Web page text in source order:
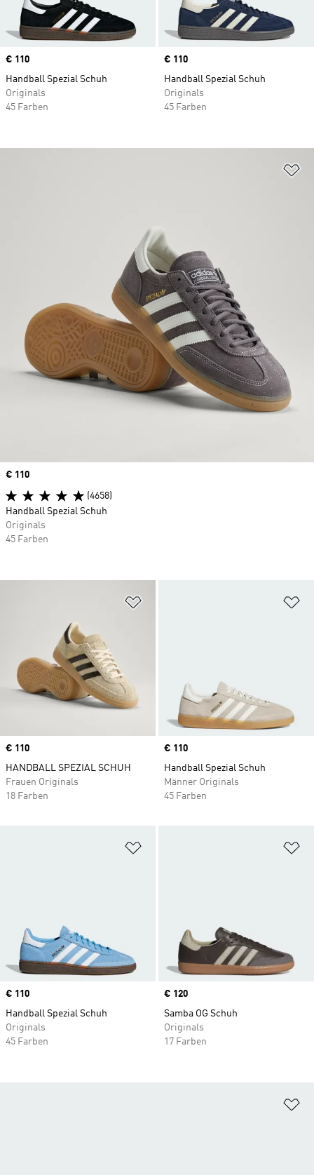
Price
€ 110
Handball Spezial Schuh
Originals
45 Farben
Price
€ 110
Handball Spezial Schuh
Originals
45 Farben
Price
€ 110
HANDBALL SPEZIAL SCHUH
Frauen Originals
18 Farben
Price
€ 110
Handball Spezial Schuh
Männer Originals
45 Farben
Price
€ 110
Handball Spezial Schuh
Originals
45 Farben
Price
€ 120
Samba OG Schuh
Originals
17 Farben
Price
€ 110
(4658)
Handball Spezial Schuh
Originals
45 Farben